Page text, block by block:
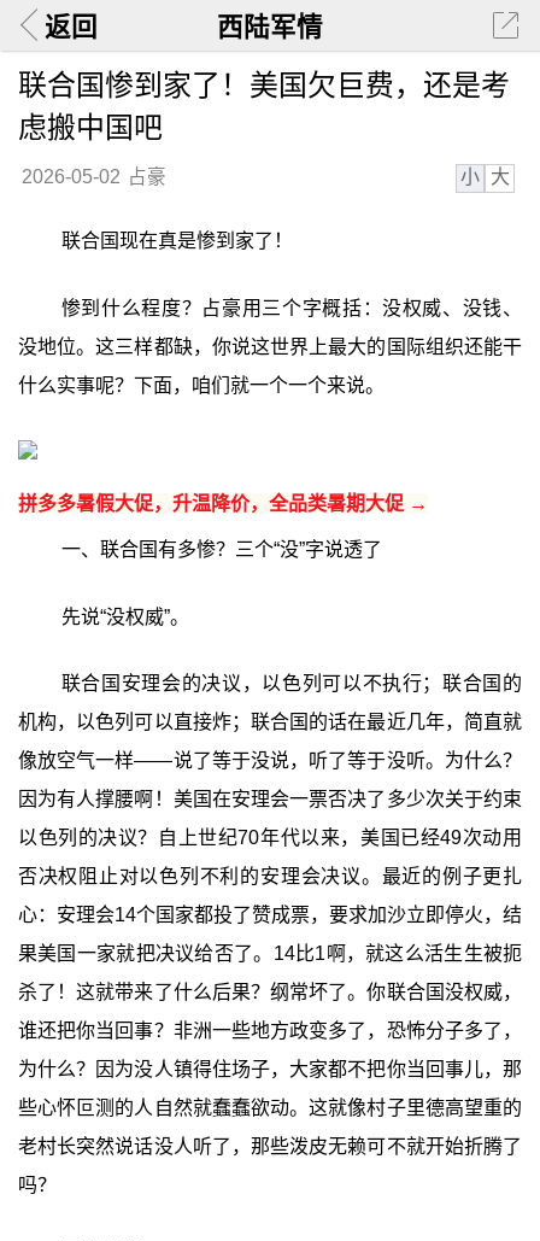
返回 西陆军情
联合国惨到家了！美国欠巨费，还是考
虑搬中国吧
2026-05-02 占豪 小 大
联合国现在真是惨到家了！
惨到什么程度？占豪用三个字概括：没权威、没钱、
没地位。这三样都缺，你说这世界上最大的国际组织还能干
什么实事呢？下面，咱们就一个一个来说。
拼多多暑假大促，升温降价，全品类暑期大促 →
一、联合国有多惨？三个“没”字说透了
先说“没权威”。
联合国安理会的决议，以色列可以不执行；联合国的
机构，以色列可以直接炸；联合国的话在最近几年，简直就
像放空气一样——说了等于没说，听了等于没听。为什么？
因为有人撑腰啊！美国在安理会一票否决了多少次关于约束
以色列的决议？自上世纪70年代以来，美国已经49次动用
否决权阻止对以色列不利的安理会决议。最近的例子更扎
心：安理会14个国家都投了赞成票，要求加沙立即停火，结
果美国一家就把决议给否了。14比1啊，就这么活生生被扼
杀了！这就带来了什么后果？纲常坏了。你联合国没权威，
谁还把你当回事？非洲一些地方政变多了，恐怖分子多了，
为什么？因为没人镇得住场子，大家都不把你当回事儿，那
些心怀叵测的人自然就蠢蠢欲动。这就像村子里德高望重的
老村长突然说话没人听了，那些泼皮无赖可不就开始折腾了
吗？